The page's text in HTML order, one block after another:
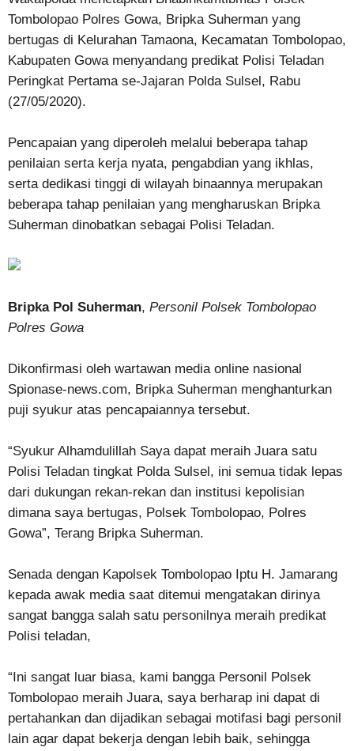
Tombolopao Polres Gowa, Bripka Suherman yang
bertugas di Kelurahan Tamaona, Kecamatan Tombolopao,
Kabupaten Gowa menyandang predikat Polisi Teladan
Peringkat Pertama se-Jajaran Polda Sulsel, Rabu
(27/05/2020).
Pencapaian yang diperoleh melalui beberapa tahap
penilaian serta kerja nyata, pengabdian yang ikhlas,
serta dedikasi tinggi di wilayah binaannya merupakan
beberapa tahap penilaian yang mengharuskan Bripka
Suherman dinobatkan sebagai Polisi Teladan.
Bripka Pol Suherman, Personil Polsek Tombolopao
Polres Gowa
Dikonfirmasi oleh wartawan media online nasional
Spionase-news.com, Bripka Suherman menghanturkan
puji syukur atas pencapaiannya tersebut.
“Syukur Alhamdulillah Saya dapat meraih Juara satu
Polisi Teladan tingkat Polda Sulsel, ini semua tidak lepas
dari dukungan rekan-rekan dan institusi kepolisian
dimana saya bertugas, Polsek Tombolopao, Polres
Gowa”, Terang Bripka Suherman.
Senada dengan Kapolsek Tombolopao Iptu H. Jamarang
kepada awak media saat ditemui mengatakan dirinya
sangat bangga salah satu personilnya meraih predikat
Polisi teladan,
“Ini sangat luar biasa, kami bangga Personil Polsek
Tombolopao meraih Juara, saya berharap ini dapat di
pertahankan dan dijadikan sebagai motifasi bagi personil
lain agar dapat bekerja dengan lebih baik, sehingga